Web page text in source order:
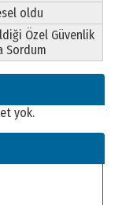
oldu
Özel Güvenlik
Sordum
yok.